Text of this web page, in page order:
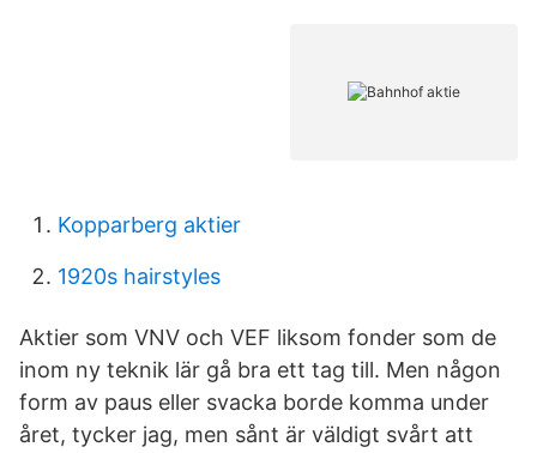
Kopparberg aktier
1920s hairstyles
Aktier som VNV och VEF liksom fonder som de
inom ny teknik lär gå bra ett tag till. Men någon
form av paus eller svacka borde komma under
året, tycker jag, men sånt är väldigt svårt att